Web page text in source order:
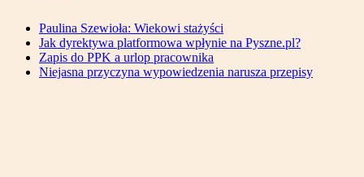
Paulina Szewioła: Wiekowi stażyści
Jak dyrektywa platformowa wpłynie na Pyszne.pl?
Zapis do PPK a urlop pracownika
Niejasna przyczyna wypowiedzenia narusza przepisy